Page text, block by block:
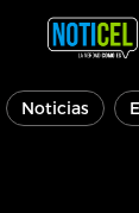
Noticias